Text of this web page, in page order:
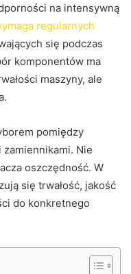
na intensywną
regularnych
się podczas
komponentów ma
maszyny, ale
pomiędzy
Nie
oszczędność. W
się trwałość, jakość
do konkretnego